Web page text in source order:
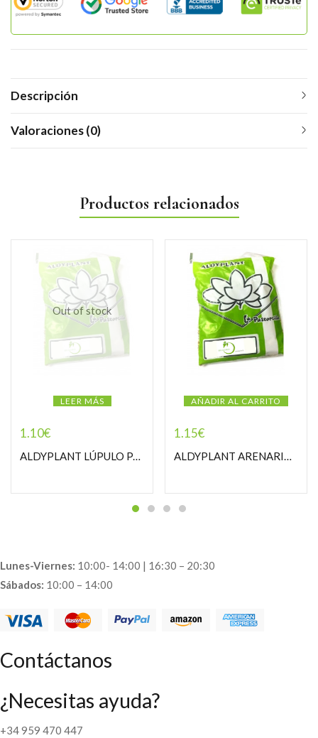
Descripción
Valoraciones (0)
Productos relacionados
Out of stock
LEER MÁS
1.10€
ALDYPLANT LÚPULO PASTORCILLA
AÑADIR AL CARRITO
1.15€
ALDYPLANT ARENARIA PASTORCILLA
Lunes-Viernes: 10:00- 14:00 | 16:30 – 20:30
Sábados: 10:00 – 14:00
Contáctanos
¿Necesitas ayuda?
+34 959 470 447